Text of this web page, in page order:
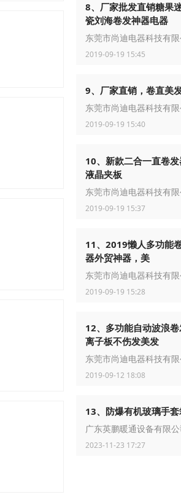
后电话，深圳奇田热水器售后电话，
8、厂家批发直销糖果
瓷刘海卷发神器电器
东莞市尚迪电器科技有限
2019-09-19 15:45
9、厂家直销，卷直美
东莞市尚迪电器科技有限
2019-09-19 15:40
10、新款二合一直卷
液晶夹板
东莞市尚迪电器科技有限
2019-09-19 15:37
11、2019懒人多功能
器外贸神器，美
东莞市尚迪电器科技有限
2019-09-19 15:28
12、多功能自动波浪
离子板不伤发美发
东莞市尚迪电器科技有限
2019-09-12 18:08
13、防爆有机玻璃手
广东英鹏暖通设备有限公
2023-11-23 17:27